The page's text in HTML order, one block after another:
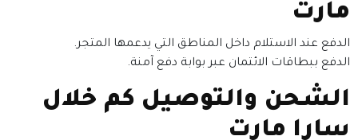
مارت
الدفع عند الاستلام داخل المناطق التي يدعمها المتجر.
الدفع ببطاقات الائتمان عبر بوابة دفع آمنة.
الشحن والتوصيل كم خلال
سارا مارت